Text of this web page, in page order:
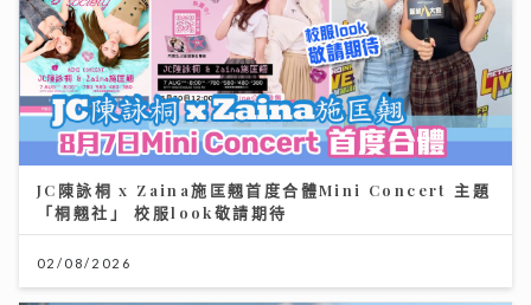
JC陳詠桐 x Zaina施匡翹首度合體Mini Concert 主題
「桐翹社」 校服look敬請期待
02/08/2026